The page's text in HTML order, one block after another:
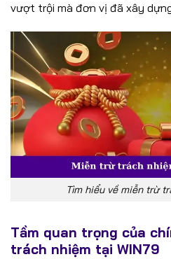
vượt trội mà đơn vị đã xây
Tìm hiểu về miễn trừ
Tầm quan trọng của
trách nhiệm tại WIN79